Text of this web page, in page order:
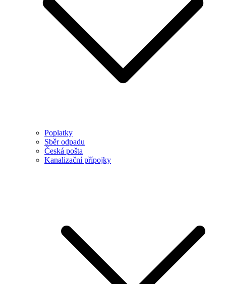
Poplatky
Sběr odpadu
Česká pošta
Kanalizační přípojky